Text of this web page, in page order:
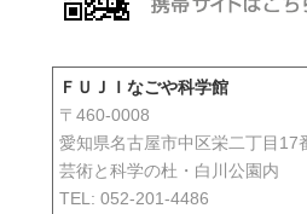
ＦＵＪＩなごや科学館
〒460-0008
愛知県名古屋市中区栄二丁目17
芸術と科学の杜・白川公園内
TEL: 052-201-4486